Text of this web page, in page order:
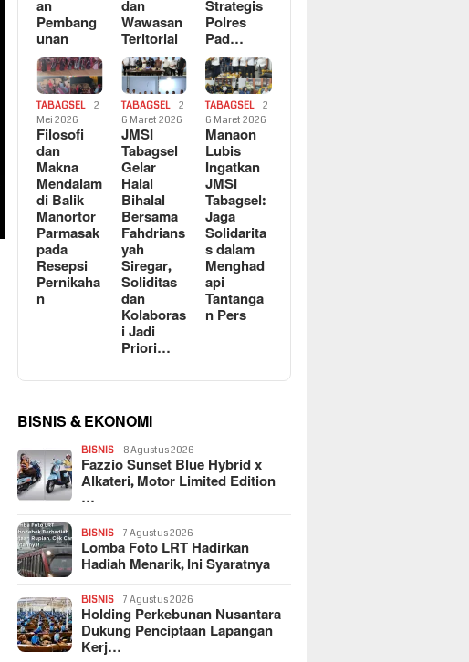
an
Pembang
unan
dan
Wawasan
Teritorial
Strategis
Polres
Pad…
TABAGSEL
2
Mei 2026
Filosofi
dan
Makna
Mendalam
di Balik
Manortor
Parmasak
pada
Resepsi
Pernikaha
n
TABAGSEL
2
6 Maret 2026
JMSI
Tabagsel
Gelar
Halal
Bihalal
Bersama
Fahdrians
yah
Siregar,
Soliditas
dan
Kolaboras
i Jadi
Priori…
TABAGSEL
2
6 Maret 2026
Manaon
Lubis
Ingatkan
JMSI
Tabagsel:
Jaga
Solidarita
s dalam
Menghad
api
Tantanga
n Pers
BISNIS & EKONOMI
BISNIS 8 Agustus 2026
Fazzio Sunset Blue Hybrid x
Alkateri, Motor Limited Edition
…
BISNIS 7 Agustus 2026
Lomba Foto LRT Hadirkan
Hadiah Menarik, Ini Syaratnya
BISNIS 7 Agustus 2026
Holding Perkebunan Nusantara
Dukung Penciptaan Lapangan
Kerj…